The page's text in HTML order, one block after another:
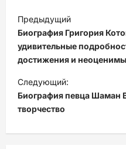
а
в
и
г
а
Предыдущий
Биография Григория
удивительные
достижения и
Следующий:
Биография певца Шаман
творчество